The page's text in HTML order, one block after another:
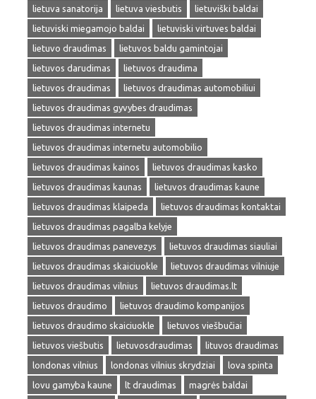
lietuva sanatorija
lietuva viesbutis
lietuviški baldai
lietuviski miegamojo baldai
lietuviski virtuves baldai
lietuvo draudimas
lietuvos baldu gamintojai
lietuvos darudimas
lietuvos draudima
lietuvos draudimas
lietuvos draudimas automobiliui
lietuvos draudimas gyvybes draudimas
lietuvos draudimas internetu
lietuvos draudimas internetu automobilio
lietuvos draudimas kainos
lietuvos draudimas kasko
lietuvos draudimas kaunas
lietuvos draudimas kaune
lietuvos draudimas klaipeda
lietuvos draudimas kontaktai
lietuvos draudimas pagalba kelyje
lietuvos draudimas panevezys
lietuvos draudimas siauliai
lietuvos draudimas skaiciuokle
lietuvos draudimas vilniuje
lietuvos draudimas vilnius
lietuvos draudimas.lt
lietuvos draudimo
lietuvos draudimo kompanijos
lietuvos draudimo skaiciuokle
lietuvos viešbučiai
lietuvos viešbutis
lietuvosdraudimas
lituvos draudimas
londonas vilnius
londonas vilnius skrydziai
lova spinta
lovu gamyba kaune
lt draudimas
magrės baldai